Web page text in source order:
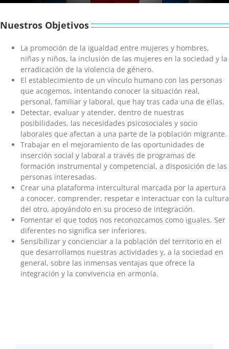
Nuestros Objetivos
La promoción de la igualdad entre mujeres y hombres,
niñas y niños, la inclusión de las mujeres en la sociedad y la
erradicación de la violencia de género.
El establecimiento de un vínculo humano con las personas
que acogemos, intentando conocer la situación real,
personal, familiar y laboral, que hay tras cada una de ellas.
Detectar, evaluar y atender, dentro de nuestras
posibilidades, las necesidades psicosociales y socio
laborales que afectan a una parte de la población migrante.
Trabajar en el mejoramiento de las oportunidades de
inserción social y laboral a través de programas de
formación instrumental y competencial, a disposición de las
personas interesadas.
Crear una plataforma intercultural marcada por la apertura
a conocer, comprender, respetar e interactuar con la cultura
del otro, apoyándolo en su proceso de integración.
Fomentar el que todos nos reconozcamos como iguales. Ser
diferentes no significa ser inferiores.
Sensibilizar y concienciar a la población del territorio en el
que desarrollamos nuestras actividades y, a la sociedad en
general, sobre las inmensas ventajas que ofrece la
integración y la convivencia en armonía.